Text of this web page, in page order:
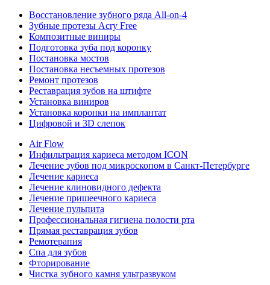
Восстановление зубного ряда All‑on‑4
Зубные протезы Acry Free
Композитные виниры
Подготовка зуба под коронку
Постановка мостов
Постановка несъемных протезов
Ремонт протезов
Реставрация зубов на штифте
Установка виниров
Установка коронки на имплантат
Цифровой и 3D слепок
Air Flow
Инфильтрация кариеса методом ICON
Лечение зубов под микроскопом в Санкт-Петербурге
Лечение кариеса
Лечение клиновидного дефекта
Лечение пришеечного кариеса
Лечение пульпита
Профессиональная гигиена полости рта
Прямая реставрация зубов
Ремотерапия
Спа для зубов
Фторирование
Чистка зубного камня ультразвуком